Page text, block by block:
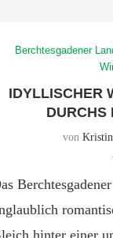
Berchtesgadener
IDYLLISCHER
DURCHS
von
hinter einer